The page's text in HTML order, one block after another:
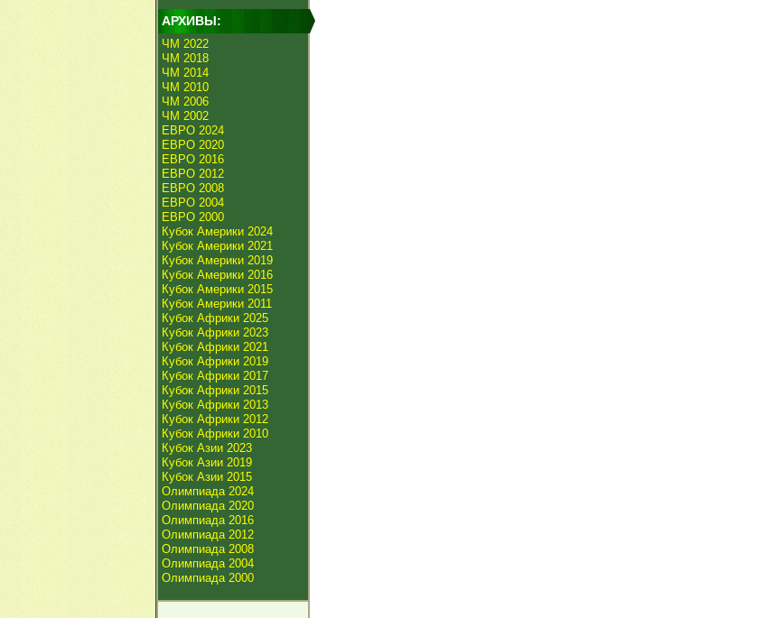
АРХИВЫ:
ЧМ 2022
ЧМ 2018
ЧМ 2014
ЧМ 2010
ЧМ 2006
ЧМ 2002
ЕВРО 2024
ЕВРО 2020
ЕВРО 2016
ЕВРО 2012
ЕВРО 2008
ЕВРО 2004
ЕВРО 2000
Кубок Америки 2024
Кубок Америки 2021
Кубок Америки 2019
Кубок Америки 2016
Кубок Америки 2015
Кубок Америки 2011
Кубок Африки 2025
Кубок Африки 2023
Кубок Африки 2021
Кубок Африки 2019
Кубок Африки 2017
Кубок Африки 2015
Кубок Африки 2013
Кубок Африки 2012
Кубок Африки 2010
Кубок Азии 2023
Кубок Азии 2019
Кубок Азии 2015
Олимпиада 2024
Олимпиада 2020
Олимпиада 2016
Олимпиада 2012
Олимпиада 2008
Олимпиада 2004
Олимпиада 2000